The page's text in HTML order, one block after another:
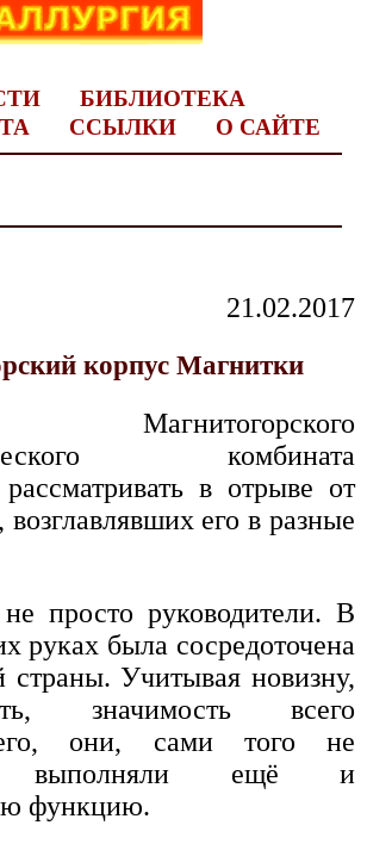
БИБЛИОТЕКА
ССЫЛКИ О САЙТЕ
21.02.2017
корпус Магнитки
Магнитогорского
комбината
в отрыве от
его в разные
просто руководители. В
руках была сосредоточена
страны. Учитывая новизну,
значимость всего
они, сами того не
выполняли ещё и
функцию.